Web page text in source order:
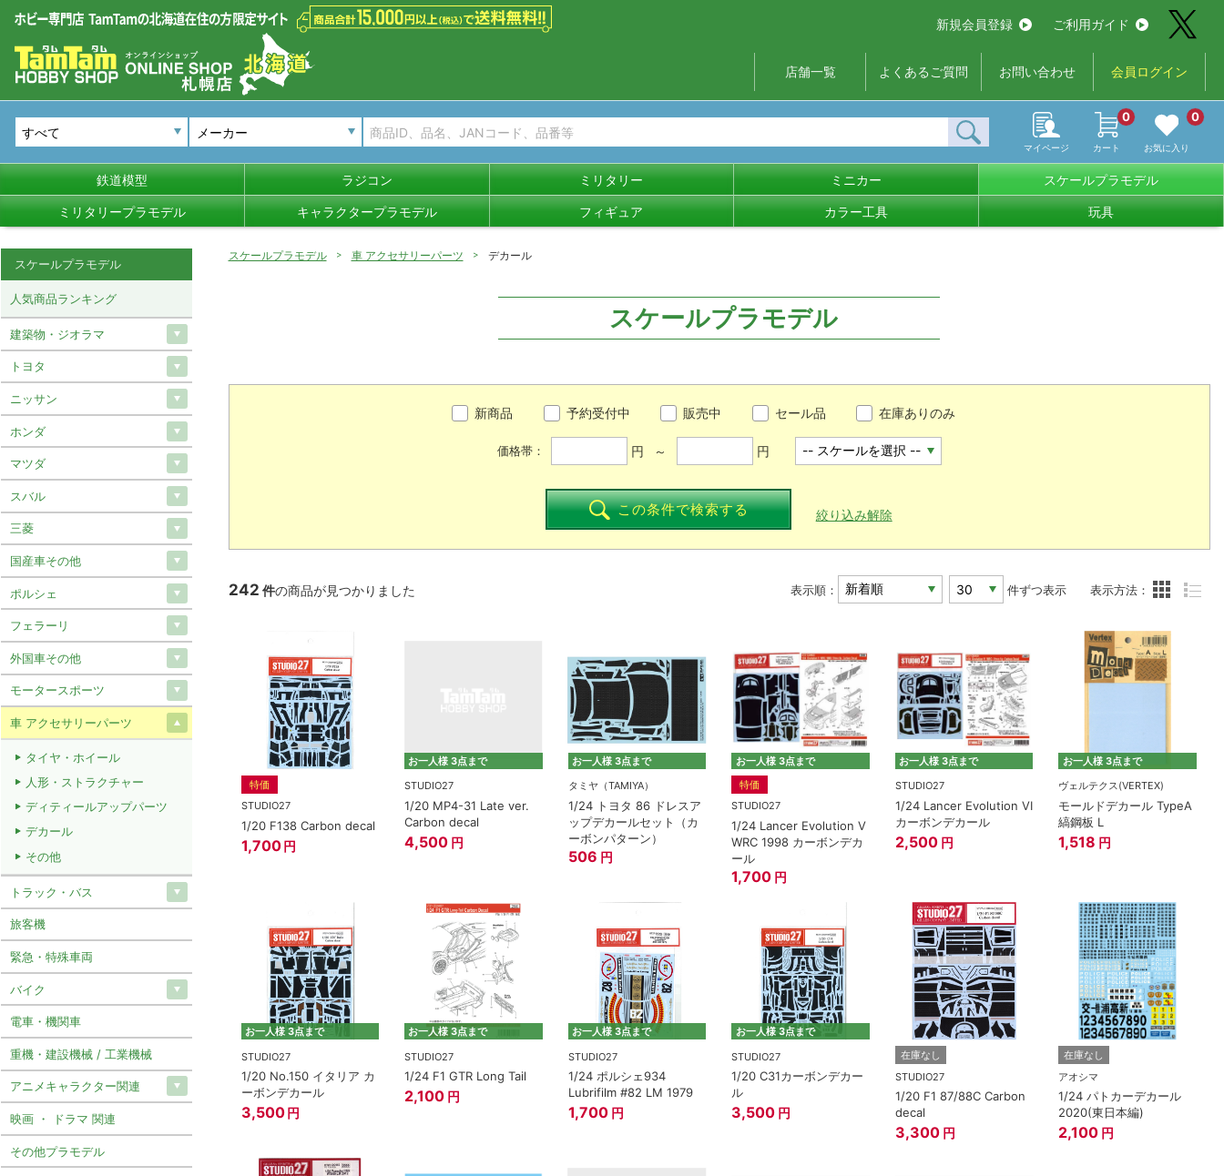
新規会員登録 ご利用ガイド
店舗一覧 よくあるご質問 お問い合わせ 会員ログイン
メーカー
マイページ カート
0
お気に入り
0
鉄道模型 ラジコン ミリタリー ミニカー スケールプラモデル
ミリタリープラモデル キャラクタープラモデル フィギュア カラー工具 玩具
スケールプラモデル 車 アクセサリーパーツ デカール
スケールプラモデル
新商品 予約受付中 販売中 セール品 在庫ありのみ
価格帯： 円 ～ 円
この条件で検索する 絞り込み解除
242 件の商品が見つかりました 表示順： 件ずつ表示 表示方法：
特価
STUDIO27
1/20 F138 Carbon decal
1,700 円
お一人様 3点まで
STUDIO27
1/20 MP4-31 Late ver.
Carbon decal
4,500 円
お一人様 3点まで
タミヤ（TAMIYA）
1/24 トヨタ 86 ドレスア
ップデカールセット（カ
ーボンパターン）
506 円
お一人様 3点まで
特価
STUDIO27
1/24 Lancer Evolution V
WRC 1998 カーボンデカ
ール
1,700 円
お一人様 3点まで
STUDIO27
1/24 Lancer Evolution VI
カーボンデカール
2,500 円
お一人様 3点まで
ヴェルテクス(VERTEX)
モールドデカール TypeA
縞鋼板 L
1,518 円
お一人様 3点まで
STUDIO27
1/20 No.150 イタリア カ
ーボンデカール
3,500 円
お一人様 3点まで
STUDIO27
1/24 F1 GTR Long Tail
2,100 円
お一人様 3点まで
STUDIO27
1/24 ポルシェ934
Lubrifilm #82 LM 1979
1,700 円
お一人様 3点まで
STUDIO27
1/20 C31カーボンデカー
ル
3,500 円
在庫なし
STUDIO27
1/20 F1 87/88C Carbon
decal
3,300 円
在庫なし
アオシマ
1/24 パトカーデカール
2020(東日本編)
2,100 円
スケールプラモデル
人気商品ランキング
建築物・ジオラマ
トヨタ
ニッサン
ホンダ
マツダ
スバル
三菱
国産車その他
ポルシェ
フェラーリ
外国車その他
モータースポーツ
車 アクセサリーパーツ
タイヤ・ホイール
人形・ストラクチャー
ディティールアップパーツ
デカール
その他
トラック・バス
旅客機
緊急・特殊車両
バイク
電車・機関車
重機・建設機械 / 工業機械
アニメキャラクター関連
映画 ・ ドラマ 関連
その他プラモデル